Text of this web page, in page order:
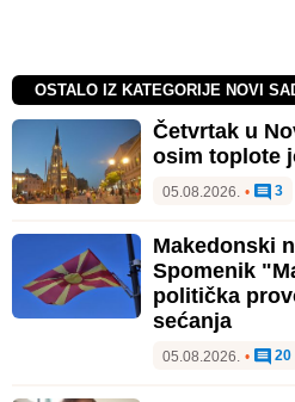
OSTALO IZ KATEGORIJE NOVI
Četvrtak u
osim toplote
05.08.2026. • 3
Makedonski
Spomenik
politička
sećanja
05.08.2026. • 20